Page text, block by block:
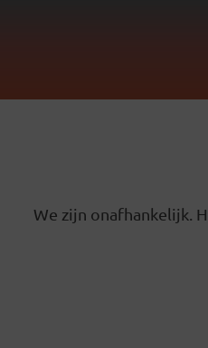
We zijn onafhankelijk.